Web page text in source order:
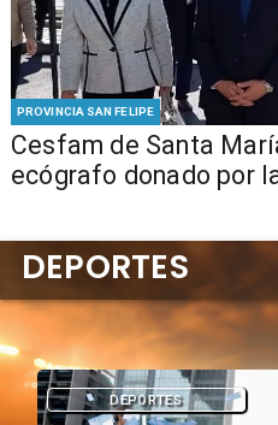
PROVINCIA SAN FELIPE
Cesfam de Santa
ecógrafo donado por
DEPORTES
DEPORTES